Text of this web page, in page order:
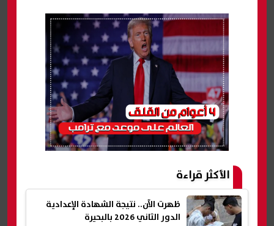
الأكثر قراءة
ظهرت الآن.. نتيجة الشهادة الإعدادية
الدور الثاني 2026 بالبحيرة